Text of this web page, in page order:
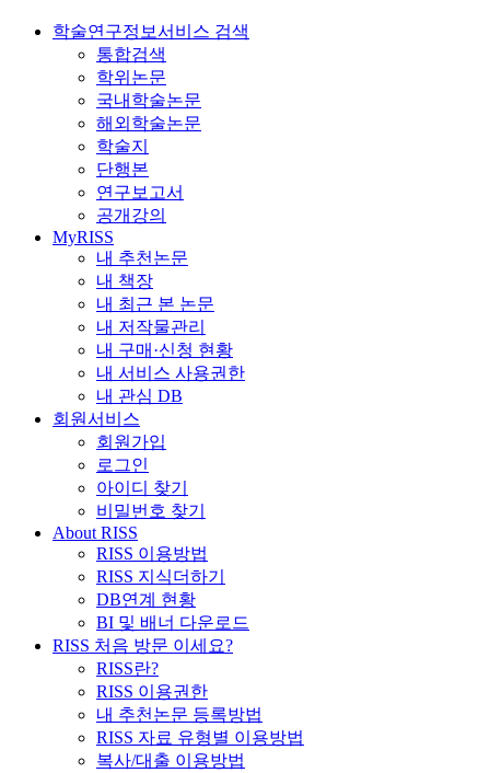
학술연구정보서비스 검색
통합검색
학위논문
국내학술논문
해외학술논문
학술지
단행본
연구보고서
공개강의
MyRISS
내 추천논문
내 책장
내 최근 본 논문
내 저작물관리
내 구매·신청 현황
내 서비스 사용권한
내 관심 DB
회원서비스
회원가입
로그인
아이디 찾기
비밀번호 찾기
About RISS
RISS 이용방법
RISS 지식더하기
DB연계 현황
BI 및 배너 다운로드
RISS 처음 방문 이세요?
RISS란?
RISS 이용권한
내 추천논문 등록방법
RISS 자료 유형별 이용방법
복사/대출 이용방법